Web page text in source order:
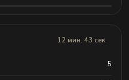
12 мин. 43 сек.
5